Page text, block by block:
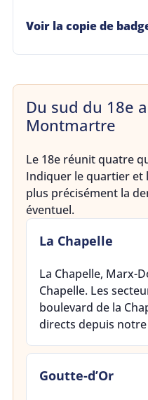
Voir la copie de
Du sud du 18e
Montmartre
Le 18e réunit quatre
Indiquer le quartier et
plus précisément la
éventuel.
La Chapelle
La Chapelle, Marx-
Chapelle. Les
boulevard de la
directs depuis
Goutte-d’Or